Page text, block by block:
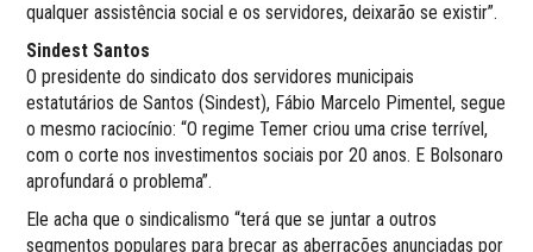
qualquer assistência social e os servidores, deixarão se existir”.
Sindest Santos
O presidente do sindicato dos servidores municipais
estatutários de Santos (Sindest), Fábio Marcelo Pimentel, segue
o mesmo raciocínio: “O regime Temer criou uma crise terrível,
com o corte nos investimentos sociais por 20 anos. E Bolsonaro
aprofundará o problema”.
Ele acha que o sindicalismo “terá que se juntar a outros
segmentos populares para brecar as aberrações anunciadas por